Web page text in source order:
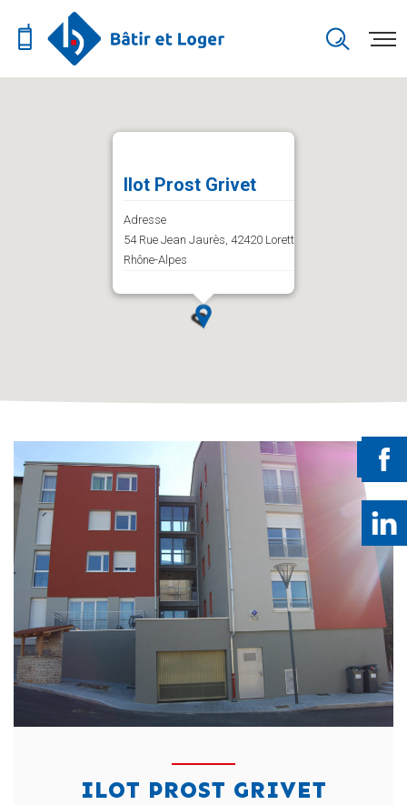
Ilot Prost Grivet
Adresse
54 Rue Jean Jaurès, 42420 Lorette, Auvergne-
Rhône-Alpes
ILOT PROST GRIVET